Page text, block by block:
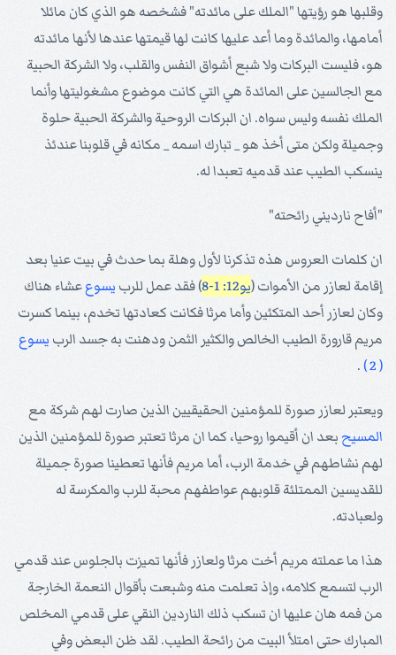
وقلبها هو رؤيتها "الملك على مائدته" فشخصه هو الذي كان مائلا
أمامها، والمائدة وما أعد عليها كانت لها قيمتها عندها لأنها مائدته
هو، فليست البركات ولا شبع أشواق النفس والقلب، ولا الشركة الحبية
مع الجالسين على المائدة هي التي كانت موضوع مشغوليتها وأنما
الملك نفسه وليس سواه. ان البركات الروحية والشركة الحبية حلوة
وجميلة ولكن متى أخذ هو _ تبارك اسمه _ مكانه في قلوبنا عندئذ
ينسكب الطيب عند قدميه تعبدا له.
"أفاح نارديني رائحته"
ان كلمات العروس هذه تذكرنا لأول وهلة بما حدث في بيت عنيا بعد
إقامة لعازر من الأموات (يو12: 1-8 ) فقد عمل للرب يسوععشاء هناك
وكان لعازر أحد المتكئين وأما مرثا فكانت كعادتها تخدم، بينما كسرت
مريم قارورة الطيب الخالص والكثير الثمن ودهنت به جسد الرب يسوع
( 2 )
.
ويعتبر لعازر صورة للمؤمنين الحقيقيين الذين صارت لهم شركة مع
المسيح بعد ان أقيموا روحيا، كما ان مرثا تعتبر صورة للمؤمنين الذين
لهم نشاطهم في خدمة الرب، أما مريم فأنها تعطينا صورة جميلة
للقديسين الممتلئة قلوبهم عواطفهم محبة للرب والمكرسة له
ولعبادته.
هذا ما عملته مريم أخت مرثا ولعازر فأنها تميزت بالجلوس عند قدمي
الرب لتسمع كلامه، وإذ تعلمت منه وشبعت بأقوال النعمة الخارجة
من فمه هان عليها ان تسكب ذلك الناردين النقي على قدمي المخلص
المبارك حتى امتلأ البيت من رائحة الطيب. لقد ظن البعض وفي